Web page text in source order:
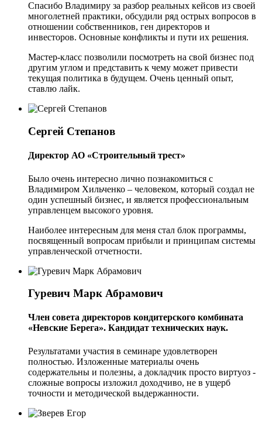
Спасибо Владимиру за разбор реальных кейсов из своей
многолетней практики, обсудили ряд острых вопросов в
отношении собственников, ген директоров и
инвесторов. Основные конфликты и пути их решения.
Мастер-класс позволили посмотреть на свой бизнес под
другим углом и представить к чему может привести
текущая политика в будущем. Очень ценный опыт,
ставлю лайк.
Сергей Степанов
Директор АО «Строительный трест»
Было очень интересно лично познакомиться с
Владимиром Хильченко – человеком, который создал не
один успешный бизнес, и является профессиональным
управленцем высокого уровня.
Наиболее интересным для меня стал блок программы,
посвященный вопросам прибыли и принципам системы
управленческой отчетности.
Гуревич Марк Абрамович
Член совета директоров кондитерского комбината
«Невские Берега». Кандидат технических наук.
Результатами участия в семинаре удовлетворен
полностью. Изложенные материалы очень
содержательны и полезны, а докладчик просто виртуоз -
сложные вопросы изложил доходчиво, не в ущерб
точности и методической выдержанности.